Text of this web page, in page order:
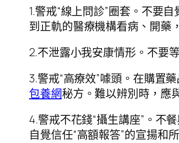
1.警戒“線上問診”圈套。不要
到正軌的醫療機構看病、開藥
2.不泄露小我安康情形。不要
3.警戒“高療效”噱頭。在購置
包養網秘方。難以辨別時，應
4.警戒不花錢“攝生講座”。不
自覺信任“高額報答”的宣揚和